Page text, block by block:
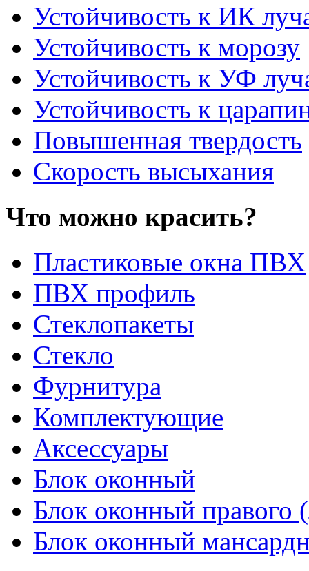
Устойчивость к ИК
Устойчивость к морозу
Устойчивость к УФ
Устойчивость к
Повышенная твердость
Скорость высыхания
Что можно красить?
Пластиковые окна ПВХ
ПВХ профиль
Стеклопакеты
Стекло
Фурнитура
Комплектующие
Аксессуары
Блок оконный
Блок оконный правого
Блок оконный